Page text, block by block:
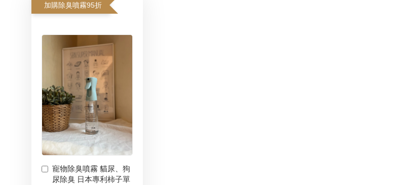
加購除臭噴霧95折
寵物除臭噴霧 貓尿、狗
尿除臭 日本專利柿子單